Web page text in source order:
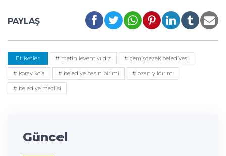
PAYLAŞ
Etiketler # metin levent yıldız # çemişgezek belediyesi
# koray kola # belediye basın birimi # ozan yıldırım
# belediye meclisi
Güncel